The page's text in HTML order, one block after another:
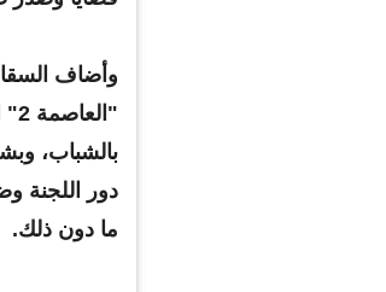
وأضاف
بالشباب،
دور اللجنة
ما دون ذلك.
عضو لجنة
البحيري